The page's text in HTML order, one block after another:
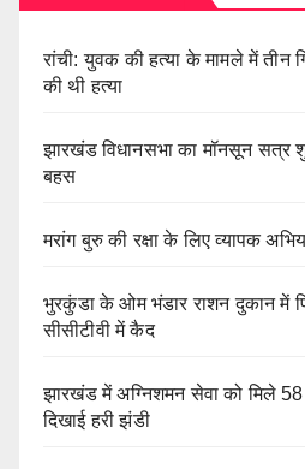
रांची: युवक की हत्या के मामले में तीन
की थी हत्या
झारखंड विधानसभा का मॉनसून सत्र
बहस
मरांग बुरु की रक्षा के लिए व्यापक
भुरकुंडा के ओम भंडार राशन दुकान में
सीसीटीवी में कैद
झारखंड में अग्निशमन सेवा को मिले
दिखाई हरी झंडी